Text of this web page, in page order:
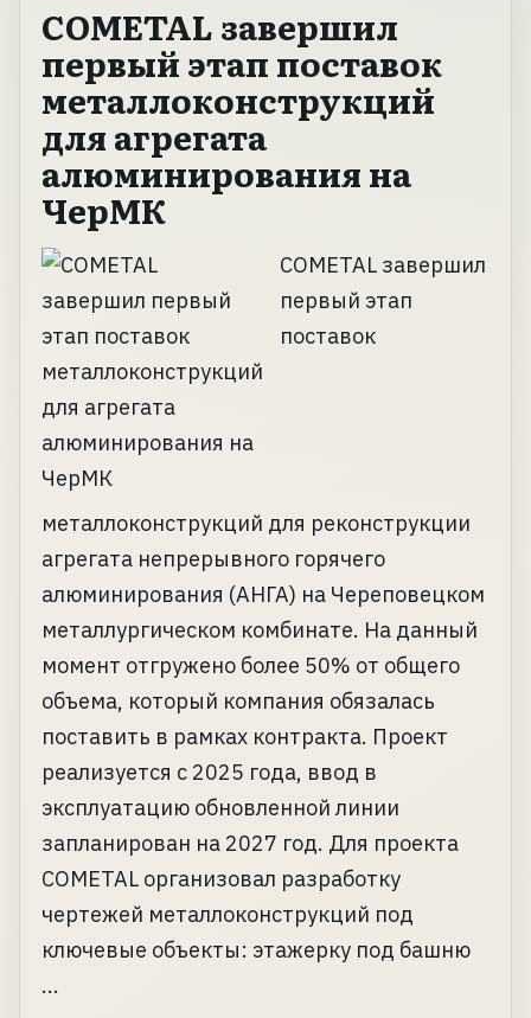
COMETAL завершил
первый этап поставок
металлоконструкций
для агрегата
алюминирования на
ЧерМК
COMETAL завершил
первый этап
поставок
металлоконструкций для реконструкции
агрегата непрерывного горячего
алюминирования (АНГА) на Череповецком
металлургическом комбинате. На данный
момент отгружено более 50% от общего
объема, который компания обязалась
поставить в рамках контракта. Проект
реализуется с 2025 года, ввод в
эксплуатацию обновленной линии
запланирован на 2027 год. Для проекта
COMETAL организовал разработку
чертежей металлоконструкций под
ключевые объекты: этажерку под башню
...